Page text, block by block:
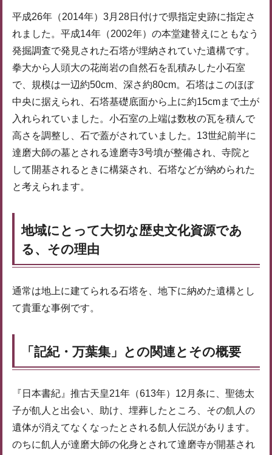
平成26年（2014年）3月28日付けで県指定史跡に指定さ
れました。平成14年（2002年）の本堂建替えにともなう
発掘調査で発見された石塔が埋納されていた遺構です。
拳大から人頭大の花崗岩の自然石を乱積みした小石室
で、規模は一辺約50cm、深さ約80cm。石塔はこのほぼ
中央に据えられ、石塔基礎底面から上に約15cmまで土が
入れられていました。小石室の上端は数枚の瓦を積んで
高さを調整し、石で蓋がされていました。13世紀前半に
達磨大師の墓とされる達磨寺3号墳が整備され、寺院と
して開基されるときに構築され、石塔などが納められた
と考えられます。
地域にとって大切な歴史文化資源であ
る、その理由
通常は地上に建てられる石塔を、地下に納めた遺構とし
て貴重な事例です。
「記紀・万葉集」との関連とその概要
『日本書紀』推古天皇21年（613年）12月条に、聖徳太
子が飢人と出会い、助け、埋葬したところ、その飢人の
遺体が消えてなくなったとされる飢人伝説があります。
のちに飢人が達磨大師の化身とされて達磨寺が開基され